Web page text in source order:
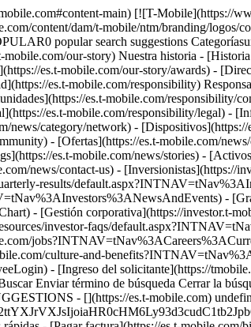
marca](https://es.t-mobile.com/news/media-library) - [Hoja Informativa](https://es.t-mobile.com/news/fact-sheets) - [Contactos para prensa](https://es.t-mobile.com/news/contact-us) - [Inversionistas](https://investor.t-mobile.com/overview/default.aspx?INTNAV=tNav%3AInvestors) Inversionistas - [Rendimiento financiero](https://investor.t-mobile.com/financials/quarterly-results/default.aspx?INTNAV=tNav%3AInvestors%3AFinancialPerformance) - [Noticias y eventos](https://investor.t-mobile.com/events-and-presentations/news/default.aspx?INTNAV=tNav%3AInvestors%3ANewsAndEvents) - [Gráfico de acciones](https://investor.t-mobile.com/stock-info/Stock-Quote--Chart/default.aspx?INTNAV=tNav%3AInvestors%3AStockChart) - [Gestión corporativa](https://investor.t-mobile.com/governance/governance-documents/default.aspx?INTNAV=tNav%3AInvestors%3ACorporateGovernance) - [Recursos](https://investor.t-mobile.com/resources/investor-faqs/default.aspx?INTNAV=tNav%3AInvestors%3AResources) - [Empleos](https://careers.t-mobile.com?INTNAV=tNav%3ACareers) Empleos - [Vacantes actuales](https://careers.t-mobile.com/jobs?INTNAV=tNav%3ACareers%3ACurrentOpenings) - [Inicio de empleos](https://careers.t-mobile.com/?INTNAV=tNav%3ACareers%3ACareersHome) - [Cultura y beneficios](https://careers.t-mobile.com/culture-and-benefits?INTNAV=tNav%3ACareers%3ACultureAndBenefits) - [Ingreso para empleados](https://www.myworkday.com/tmobile?INTNAV=tNav%3ACareers%3AEmployeeLogin) - [Ingreso del solicitante](https://tmobile.wd1.myworkdayjobs.com/en-US/External/login?INTNAV=tNav%3ACareers%3AApplicantLogins) [Asistencia](https://es.t-mobile.com/support/) Buscar Buscar Enviar término de búsqueda Cerrar la búsqueda RECENT SEARCH0 recent searches POPULAR0 popular search suggestions Categoríasundefined categories Sugerencias0 search suggestions TOP SUGGESTIONS - [](https://es.t-mobile.com) undefined top suggestions Mi cuenta [Ingresar](https://es.t-mobile.com/signin?state=eyJpbnRlbnQiOiJMb2dpbiIsImJvb2ttYXJrVXJsIjoiaHR0cHM6Ly93d3cudC1tb2JpbGUuY29tL2FjY291bnQvZGFzaGJvYXJkIn0%3D&INTNAV=tNav%3ALogIn) [Volver a mi cuenta](https://es.t-mobile.com/account/dashboard) Acciones